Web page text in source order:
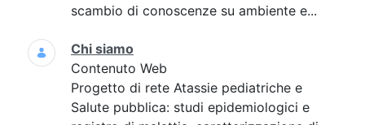
scambio di conoscenze su ambiente e...
Chi siamo
Contenuto Web
Progetto di rete Atassie pediatriche e
Salute pubblica: studi epidemiologici e